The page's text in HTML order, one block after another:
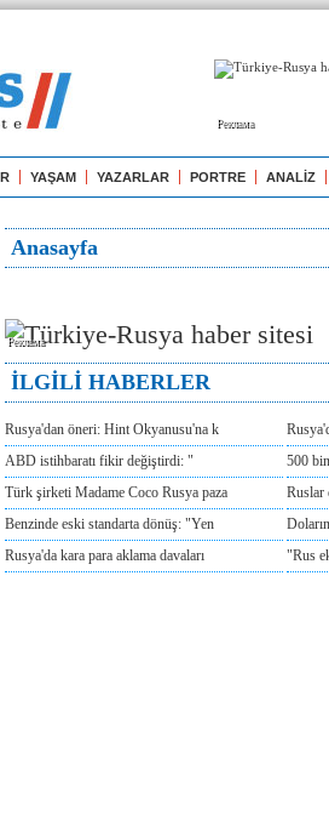
Реклама
YAŞAM YAZARLAR PORTRE ANALİZ
Anasayfa
Реклама
İLGİLİ HABERLER
Rusya'dan öneri: Hint Okyanusu'na k
ABD istihbaratı fikir değiştirdi: "
500
Türk şirketi Madame Coco Rusya paza
Ruslar
Benzinde eski standarta dönüş: "Yen
Rusya'da kara para aklama davaları
"Rus